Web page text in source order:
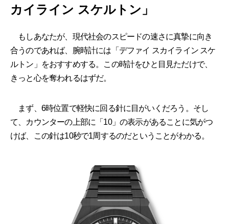
カイライン スケルトン」
もしあなたが、現代社会のスピードの速さに真摯に向き
合うのであれば、腕時計には「デファイ スカイライン スケ
ルトン」をおすすめする。この時計をひと目見ただけで、
きっと心を奪われるはずだ。
まず、6時位置で軽快に回る針に目がいくだろう。そし
て、カウンターの上部に「10」の表示があることに気がつ
けば、この針は10秒で1周するのだということがわかる。